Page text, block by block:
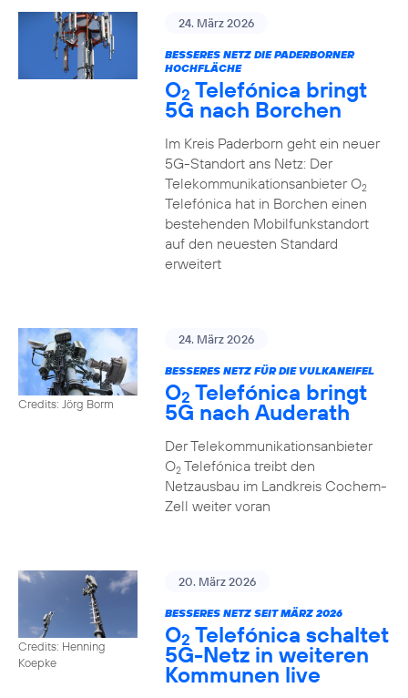
24. März 2026
BESSERES NETZ DIE PADERBORNER
HOCHFLÄCHE
O2 Telefónica bringt
5G nach Borchen
Im Kreis Paderborn geht ein neuer
5G-Standort ans Netz: Der
Telekommunikationsanbieter O2
Telefónica hat in Borchen einen
bestehenden Mobilfunkstandort
auf den neuesten Standard
erweitert
Credits: Jörg Borm
24. März 2026
BESSERES NETZ FÜR DIE VULKANEIFEL
O2 Telefónica bringt
5G nach Auderath
Der Telekommunikationsanbieter
O2Telefónica treibt den
Netzausbau im Landkreis Cochem-
Zell weiter voran
Credits: Henning
Koepke
20. März 2026
BESSERES NETZ SEIT MÄRZ 2026
O2 Telefónica schaltet
5G-Netz in weiteren
Kommunen live